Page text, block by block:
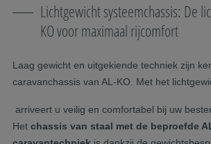
Lichtgewicht systeemchassis: De
KO voor maximaal rijcomfort
Laag gewicht en uitgekiende techniek zijn
caravanchassis van AL-KO. Met het
arriveert u veilig en comfortabel bij uw
Het chassis van staal met de beproefde